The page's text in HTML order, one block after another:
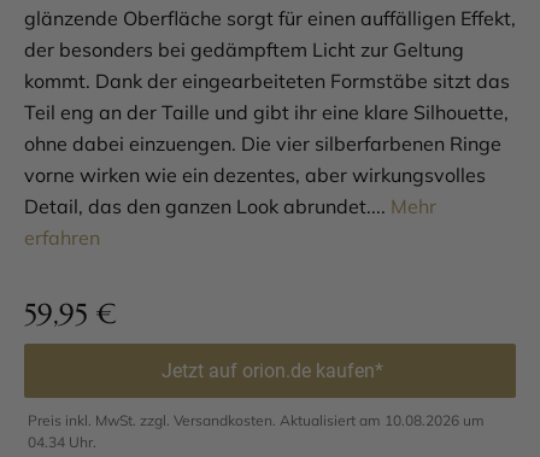
glänzende Oberfläche sorgt für einen auffälligen Effekt,
der besonders bei gedämpftem Licht zur Geltung
kommt. Dank der eingearbeiteten Formstäbe sitzt das
Teil eng an der Taille und gibt ihr eine klare Silhouette,
ohne dabei einzuengen. Die vier silberfarbenen Ringe
vorne wirken wie ein dezentes, aber wirkungsvolles
Detail, das den ganzen Look abrundet.... Mehr
erfahren
59,95 €
Jetzt auf orion.de kaufen*
Preis inkl. MwSt. zzgl. Versandkosten. Aktualisiert am 10.08.2026 um
04.34 Uhr.